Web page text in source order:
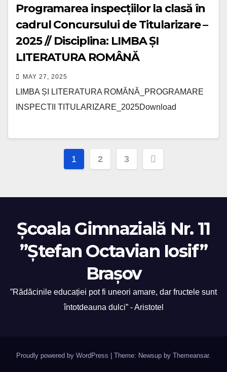
Programarea inspecțiilor la clasă în
cadrul Concursului de Titularizare –
2025 // Disciplina: LIMBA ȘI
LITERATURA ROMÂNĂ
MAY 27, 2025
LIMBA ȘI LITERATURA ROMÂNĂ_PROGRAMARE
INSPECTII TITULARIZARE_2025Download
Posts
1 2 3
Școala Gimnazială Nr. 11
”Ștefan Octavian Iosif”
Brașov
”Rădăcinile educației pot fi uneori amare, dar fructele sunt
întotdeauna dulci” - Aristotel
Proudly powered by WordPress Theme: Newsup by Themeansar.